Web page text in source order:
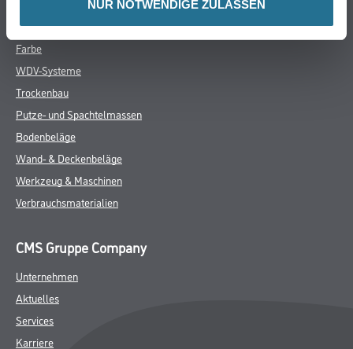
NUR NOTWENDIGE ZULASSEN
Farbe
WDV-Systeme
Trockenbau
Putze- und Spachtelmassen
Bodenbeläge
Wand- & Deckenbeläge
Werkzeug & Maschinen
Verbrauchsmaterialien
CMS Gruppe Company
Unternehmen
Aktuelles
Services
Karriere